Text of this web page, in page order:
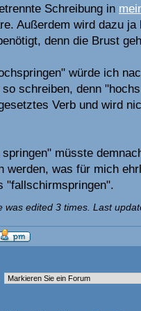
Schreibung in
Außerdem wird dazu
denn die Brust
würde ich
so schreiben, denn
Verb und wird
müsste
werden, was für mich
"fallschirmspringen".
was edited 3 times. Last